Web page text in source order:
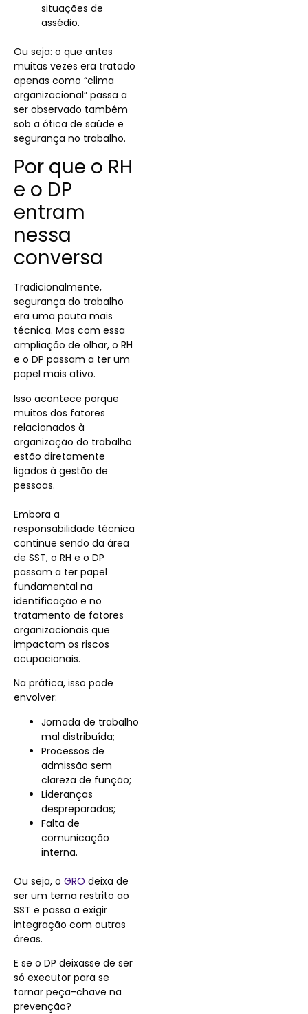
situações de
assédio.
Ou seja: o que antes
muitas vezes era tratado
apenas como “clima
organizacional” passa a
ser observado também
sob a ótica de saúde e
segurança no trabalho.
Por que o RH
e o DP
entram
nessa
conversa
Tradicionalmente,
segurança do trabalho
era uma pauta mais
técnica. Mas com essa
ampliação de olhar, o RH
e o DP passam a ter um
papel mais ativo.
Isso acontece porque
muitos dos fatores
relacionados à
organização do trabalho
estão diretamente
ligados à gestão de
pessoas.
Embora a
responsabilidade técnica
continue sendo da área
de SST, o RH e o DP
passam a ter papel
fundamental na
identificação e no
tratamento de fatores
organizacionais que
impactam os riscos
ocupacionais.
Na prática, isso pode
envolver:
Jornada de trabalho
mal distribuída;
Processos de
admissão sem
clareza de função;
Lideranças
despreparadas;
Falta de
comunicação
interna.
Ou seja, o GRO deixa de
ser um tema restrito ao
SST e passa a exigir
integração com outras
áreas.
E se o DP deixasse de ser
só executor para se
tornar peça-chave na
prevenção?